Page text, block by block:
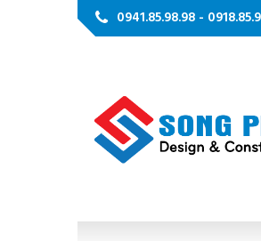
0941.85.98.98 -